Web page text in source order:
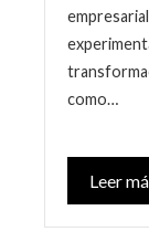
como…
Leer